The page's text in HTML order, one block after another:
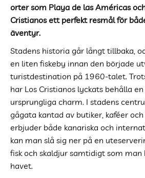
orter som Playa de las Américas
Cristianos ett perfekt resmål för
äventyr.
Stadens historia går långt tillbaka,
en liten fiskeby innan den började
turistdestination på 1960-talet.
har Los Cristianos lyckats behålla
ursprungliga charm. I stadens
gågata kantad av butiker, kaféer
erbjuder både kanariska och
kan man slå sig ner på en
fisk och skaldjur samtidigt som man
havet.